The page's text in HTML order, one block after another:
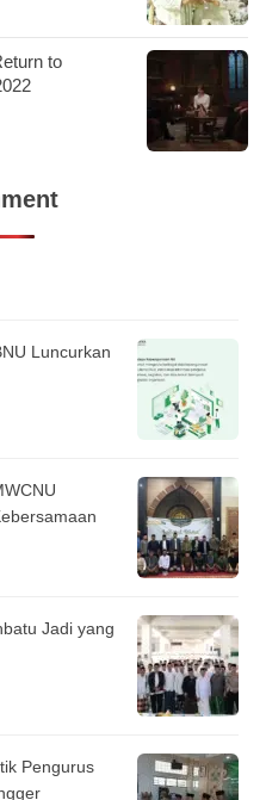
to
Luncurkan
Jadi yang
Pengurus